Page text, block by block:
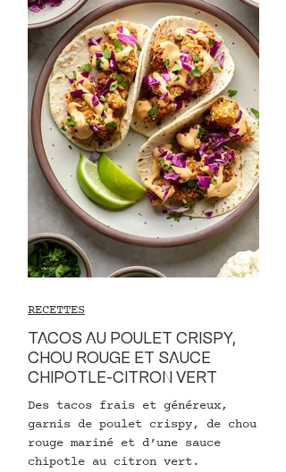
TACOS AU POULET CRISPY,
CHOU ROUGE ET SAUCE
CHIPOTLE-CITRON VERT
Des tacos frais et généreux,
garnis de poulet crispy, de chou
rouge mariné et d’une sauce
chipotle au citron vert.
RECETTES